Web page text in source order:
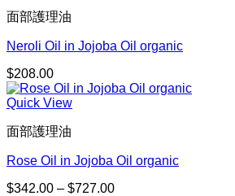
面部護理油
Neroli Oil in Jojoba Oil organic
$208.00
Quick View
面部護理油
Rose Oil in Jojoba Oil organic
$342.00 – $727.00價